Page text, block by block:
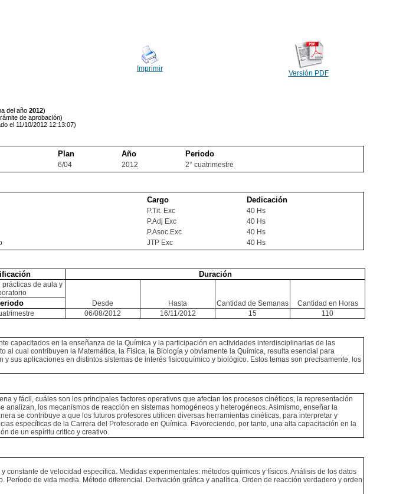
Imprimir
Versión PDF
del año 2012)
de aprobación)
el 11/10/2012 12:13:07)
Plan Año Periodo
6/04 2012 2° cuatrimestre
Cargo Dedicación
P.Tit. Exc
40 Hs
P.Adj Exc
40 Hs
P.Asoc Exc
40 Hs
JTP Exc 40 Hs
Duración
prácticas de aula y
Desde
Hasta Cantidad de Semanas Cantidad en Horas
06/08/2012 16/11/2012 15 110
capacitados en la enseñanza de la Química y la participación en actividades interdisciplinarias de las
cual contribuyen la Matemática, la Física, la Biología y obviamente la Química, resulta esencial para
sus aplicaciones en distintos sistemas de interés fisicoquímico y biológico. Estos temas son precisamente, los
y fácil, cuáles son los principales factores operativos que afectan los procesos cinéticos, la representación
los mecanismos de reacción en sistemas homogéneos y heterogéneos. Asimismo, enseñar la
se contribuye a que los futuros profesores utilicen diversas herramientas cinéticas, para interpretar y
específicas de la Carrera del Profesorado en Química. Favoreciendo, por tanto, una alta capacitación en la
de un espíritu critico y creativo.
de velocidad específica. Medidas experimentales: métodos químicos y físicos. Análisis de los datos
de vida media. Método diferencial. Derivación gráfica y analítica. Orden de reacción verdadero y orden